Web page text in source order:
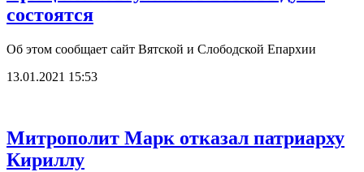
состоятся
Об этом сообщает сайт Вятской и Слободской Епархии
13.01.2021 15:53
Митрополит Марк отказал патриарху
Кириллу